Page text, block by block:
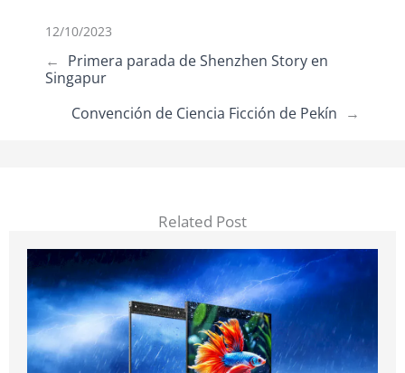
12/10/2023
← Primera parada de Shenzhen Story en
Singapur
Convención de Ciencia Ficción de Pekín →
Related Post